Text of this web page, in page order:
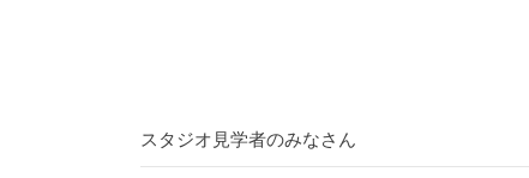
スタジオ見学者のみなさん